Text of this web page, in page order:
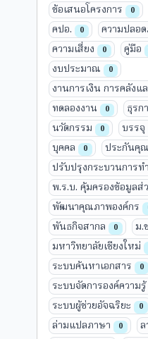
ข้อเสนอโครงการ 0
คปอ. 0 ความปลอ
ความเสี่ยง 0 คู่มือ
งบประมาณ 0
งานการเงิน การคลังแ
ทดลองงาน 0 ธุรก
นวัตกรรม 0 บรรจุ
บุคคล 0 ประกันคุ
ปรับปรุงกระบวนการท
พ.ร.บ. คุ้มครองข้อมูลส่
พัฒนาคุณภาพองค์กร
พันธกิจสากล 0 ม.
มหาวิทยาลัยเชียงใหม่
ระบบค้นหาเอกสาร 0
ระบบจัดการองค์ความรู้
ระบบผู้ช่วยอัจฉริยะ 0
ล่ามแปลภาษา 0